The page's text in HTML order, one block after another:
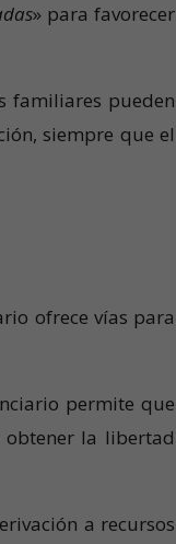
» para favorecer
familiares pueden
siempre que el
ofrece vías para
permite que
obtener la libertad
a recursos